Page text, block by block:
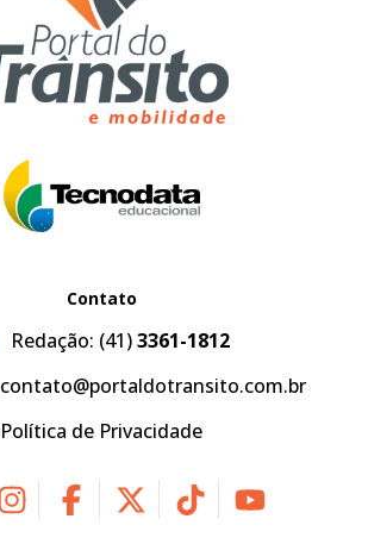
Contato
Redação: (41)3361-1812
contato@portaldotransito.com.br
Política de Privacidade